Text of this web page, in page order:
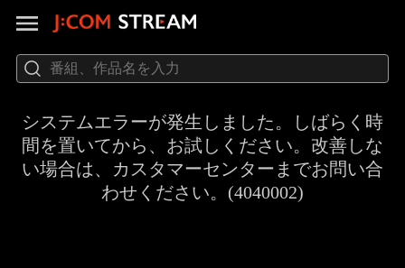
システムエラーが発生しました。しばらく時
間を置いてから、お試しください。改善しな
い場合は、カスタマーセンターまでお問い合
わせください。(4040002)